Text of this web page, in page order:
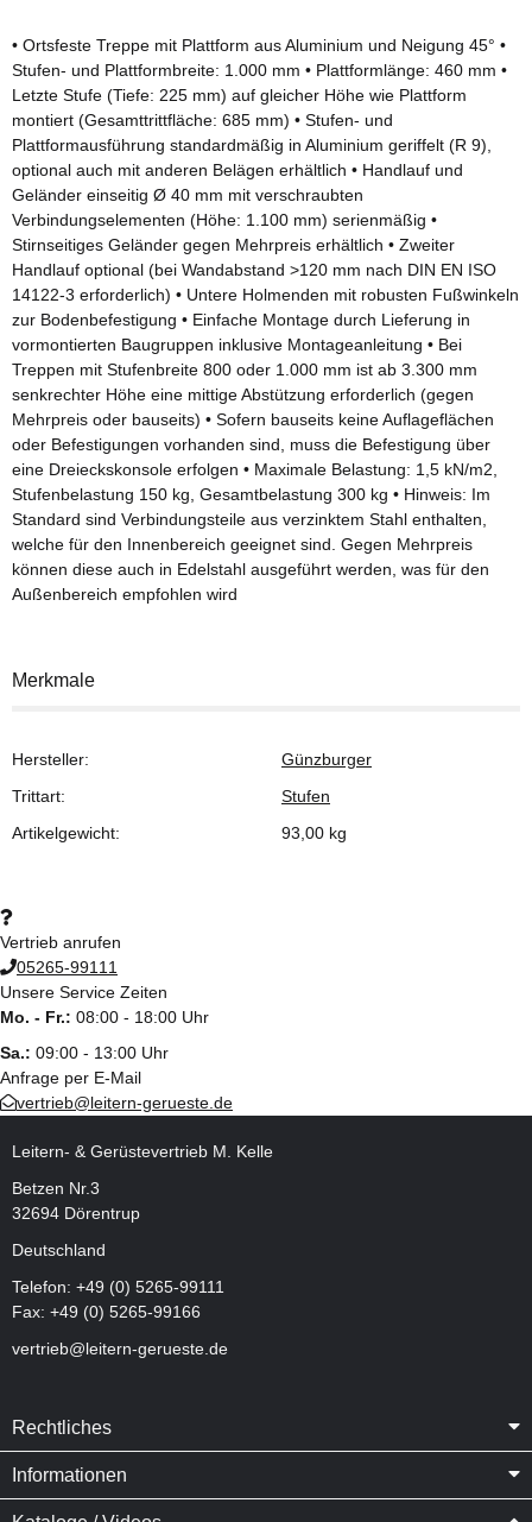
• Ortsfeste Treppe mit Plattform aus Aluminium und Neigung 45° •
Stufen- und Plattformbreite: 1.000 mm • Plattformlänge: 460 mm •
Letzte Stufe (Tiefe: 225 mm) auf gleicher Höhe wie Plattform
montiert (Gesamttrittfläche: 685 mm) • Stufen- und
Plattformausführung standardmäßig in Aluminium geriffelt (R 9),
optional auch mit anderen Belägen erhältlich • Handlauf und
Geländer einseitig Ø 40 mm mit verschraubten
Verbindungselementen (Höhe: 1.100 mm) serienmäßig •
Stirnseitiges Geländer gegen Mehrpreis erhältlich • Zweiter
Handlauf optional (bei Wandabstand >120 mm nach DIN EN ISO
14122-3 erforderlich) • Untere Holmenden mit robusten Fußwinkeln
zur Bodenbefestigung • Einfache Montage durch Lieferung in
vormontierten Baugruppen inklusive Montageanleitung • Bei
Treppen mit Stufenbreite 800 oder 1.000 mm ist ab 3.300 mm
senkrechter Höhe eine mittige Abstützung erforderlich (gegen
Mehrpreis oder bauseits) • Sofern bauseits keine Auflageflächen
oder Befestigungen vorhanden sind, muss die Befestigung über
eine Dreieckskonsole erfolgen • Maximale Belastung: 1,5 kN/m2,
Stufenbelastung 150 kg, Gesamtbelastung 300 kg • Hinweis: Im
Standard sind Verbindungsteile aus verzinktem Stahl enthalten,
welche für den Innenbereich geeignet sind. Gegen Mehrpreis
können diese auch in Edelstahl ausgeführt werden, was für den
Außenbereich empfohlen wird
Merkmale
Hersteller:
Günzburger
Trittart:
Stufen
Artikelgewicht:
93,00 kg
Vertrieb anrufen
05265-99111
Unsere Service Zeiten
Mo. - Fr.: 08:00 - 18:00 Uhr
Sa.: 09:00 - 13:00 Uhr
Anfrage per E-Mail
vertrieb@leitern-gerueste.de
Leitern- & Gerüstevertrieb M. Kelle
Betzen Nr.3
32694 Dörentrup
Deutschland
Telefon: +49 (0) 5265-99111
Fax: +49 (0) 5265-99166
vertrieb@leitern-gerueste.de
Rechtliches
Informationen